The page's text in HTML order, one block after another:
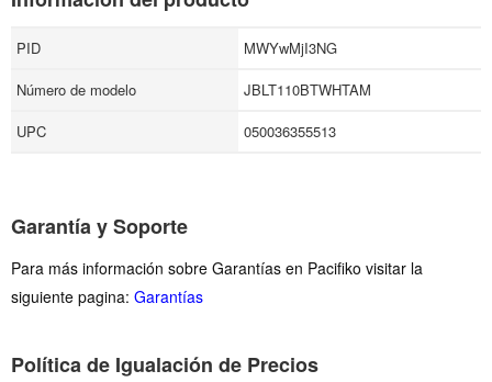
PID
MWYwMjI3NG
Número de modelo
JBLT110BTWHTAM
UPC
050036355513
Garantía y Soporte
Para más información sobre Garantías en Pacifiko visitar la
siguiente pagina: Garantías
Política de Igualación de Precios